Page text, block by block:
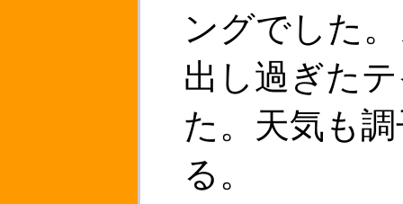
ングでした
出し過ぎた
た。天気も
る。